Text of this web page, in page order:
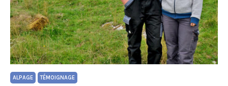
ALPAGE TÉMOIGNAGE